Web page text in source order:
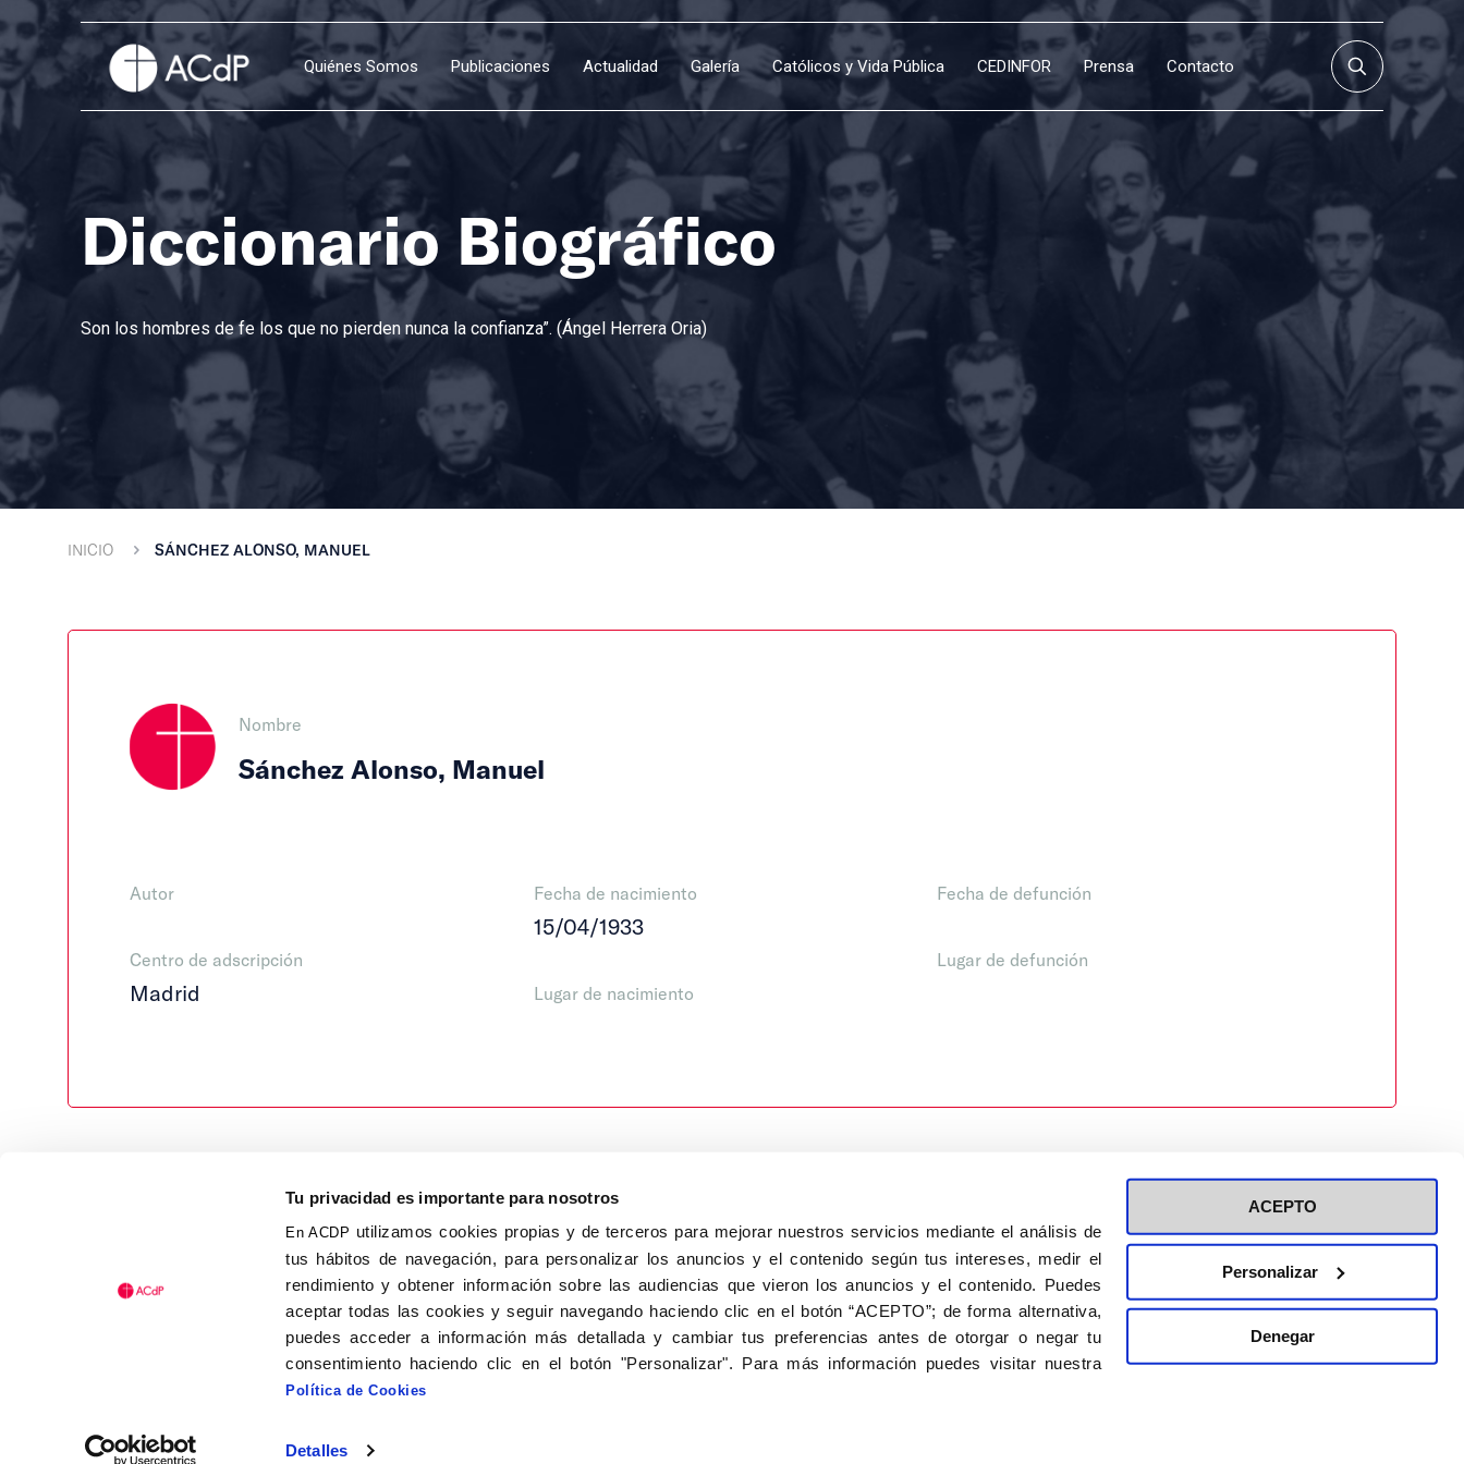
Tu privacidad es importante para nosotros
En ACDP utilizamos cookies propias y de terceros para mejorar nuestros servicios mediante el análisis de
tus hábitos de navegación, para personalizar los anuncios y el contenido según tus intereses, medir el
rendimiento y obtener información sobre las audiencias que vieron los anuncios y el contenido. Puedes
aceptar todas las cookies y seguir navegando haciendo clic en el botón “ACEPTO”; de forma alternativa,
puedes acceder a información más detallada y cambiar tus preferencias antes de otorgar o negar tu
consentimiento haciendo clic en el botón "Personalizar". Para más información puedes visitar nuestra
Política de Cookies
Detalles
ACEPTO
Personalizar
Denegar
Quiénes Somos Publicaciones Actualidad Galería Católicos y Vida Pública CEDINFOR Prensa Contacto
Diccionario Biográfico
Son los hombres de fe los que no pierden nunca la confianza”. (Ángel Herrera Oria)
INICIO SÁNCHEZ ALONSO, MANUEL
Nombre
Sánchez Alonso, Manuel
Autor
Centro de adscripción
Madrid
Fecha de nacimiento
15/04/1933
Lugar de nacimiento
Fecha de defunción
Lugar de defunción
Calle Isaac Peral, 58 C.P.: 28040, Madrid
Tel (+34) 91 456 63 27
Fax: (+34) 91 535 19 98
acdp@acdp.es
Aviso Legal Inscripción a eventos
Política de privacidad de RRSS
Política de cookies